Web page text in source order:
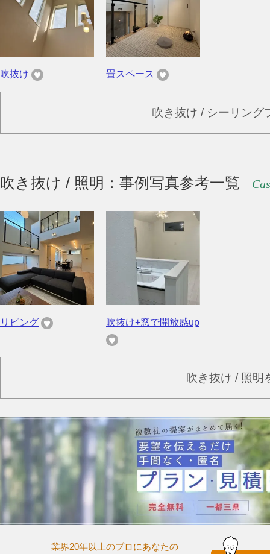
吹抜け 畳スペース
吹き抜け / シーリング
吹き抜け / 照明：事例写真参考一覧
リビング 吹抜け+窓で開放感up
吹き抜け / 照明
業界20年以上のプロにあなたの